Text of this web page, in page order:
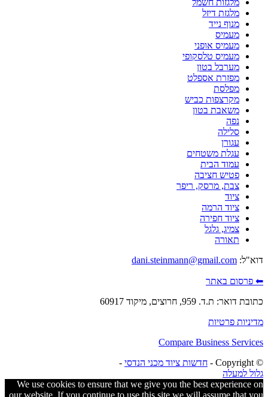
מלגזת דיזל
מנוף נייד
מעמיס
מעמיס אופני
מעמיס טלסקופי
מערבל בטון
מפזרת אספלט
מפלסת
מקרצפות כביש
משאבת בטון
נפה
סלילה
עגורן
עגלת משטחים
עמוד הבית
פטיש חציבה
צבת, מרסק, ריפר
ציוד
ציוד הרמה
ציוד חפירה
צמיג, גלגל
תאורה
דוא"ל: dani.steinmann@gmail.com
⬅ פרסום באתר
כתובת דואר: ת.ד. 959, חרוצים, מיקוד 60917
מדיניות פרטיות
Compare Business Services
© ‫Copyright -
חדשות ציוד מכני הנדסי -
גלול למעלה
We use cookies to ensure that we give you the best experience on
our website. If you continue to use this site we will assume that you